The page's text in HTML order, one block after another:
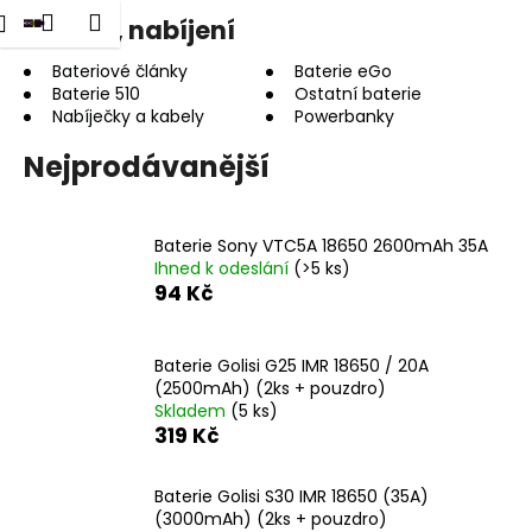
Přejít
na
obsah
PřihlášeníNákupní
košík
Menu
Baterie, nabíjení
Bateriové články
Baterie eGo
Baterie 510
Ostatní baterie
Nabíječky a kabely
Powerbanky
Nejprodávanější
Baterie Sony VTC5A 18650 2600mAh 35A
Ihned k odeslání (>5 ks)
94 Kč
Baterie Golisi G25 IMR 18650 / 20A
(2500mAh) (2ks + pouzdro)
Skladem (5 ks)
319 Kč
Baterie Golisi S30 IMR 18650 (35A)
(3000mAh) (2ks + pouzdro)
K
o Zpět
Zpět
C
o